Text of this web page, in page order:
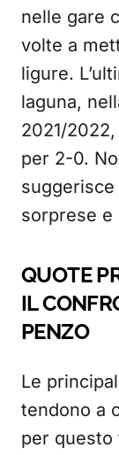
nelle gare
volte a
ligure.
laguna,
2021/
per 2-0.
sorprese e
QUOTE
IL
PENZO
Le
tendono a
per questo